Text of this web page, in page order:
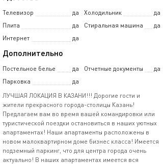
Телевизор да Холодильник
да
Плита
да Стиральная машина
да
Интернет
да
Дополнительно
Постельное белье да Отчетные документы
да
Парковка
да
ЛУЧШАЯ ЛОКАЦИЯ В КАЗАНИ!!! Дорогие гости и
жители прекрасного города-столицы Казань!
Предлагаем вам во время вашей командировки или
туристической поездки остановиться в наших уютных
апартаментах! Наши апартаменты расположены в
новом малоквартирном доме бизнес класса! Имеется
подземный паркинг, что для центра города очень
актуально! В наших апартаментах имеется вся